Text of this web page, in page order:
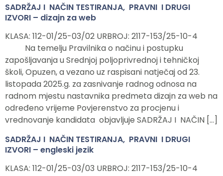
SADRŽAJ I NAČIN TESTIRANJA, PRAVNI I DRUGI
IZVORI – dizajn za web
KLASA: 112-01/25-03/02 URBROJ: 2117-153/25-10-4
Na temelju Pravilnika o načinu i postupku
zapošljavanja u Srednjoj poljoprivrednoj i tehničkoj
školi, Opuzen, a vezano uz raspisani natječaj od 23.
listopada 2025.g. za zasnivanje radnog odnosa na
radnom mjestu nastavnika predmeta dizajn za web na
određeno vrijeme Povjerenstvo za procjenu i
vrednovanje kandidata objavljuje SADRŽAJ I NAČIN […]
SADRŽAJ I NAČIN TESTIRANJA, PRAVNI I DRUGI
IZVORI – engleski jezik
KLASA: 112-01/25-03/03 URBROJ: 2117-153/25-10-4